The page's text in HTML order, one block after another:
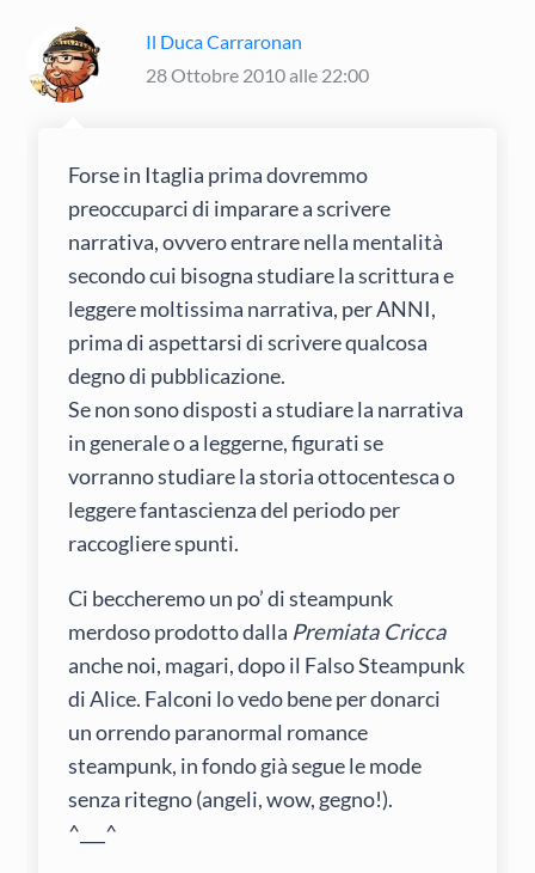
Il Duca Carraronan
28 Ottobre 2010 alle 22:00
Forse in Itaglia prima dovremmo
preoccuparci di imparare a scrivere
narrativa, ovvero entrare nella mentalità
secondo cui bisogna studiare la scrittura e
leggere moltissima narrativa, per ANNI,
prima di aspettarsi di scrivere qualcosa
degno di pubblicazione.
Se non sono disposti a studiare la narrativa
in generale o a leggerne, figurati se
vorranno studiare la storia ottocentesca o
leggere fantascienza del periodo per
raccogliere spunti.
Ci beccheremo un po’ di steampunk
merdoso prodotto dalla Premiata Cricca
anche noi, magari, dopo il Falso Steampunk
di Alice. Falconi lo vedo bene per donarci
un orrendo paranormal romance
steampunk, in fondo già segue le mode
senza ritegno (angeli, wow, gegno!).
^___^